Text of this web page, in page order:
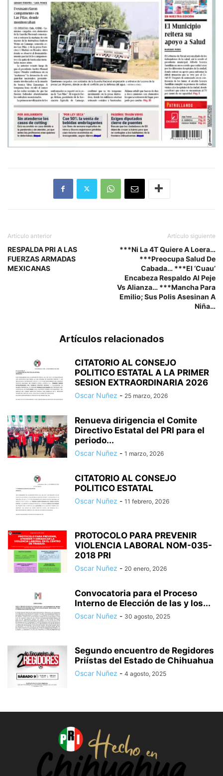
Artículo anterior
RESPALDA PRI A LAS
FUERZAS ARMADAS
MEXICANAS
Artículo siguiente
***Ni La 4T Quiere A Loera…
***Preocupa Salud De
Cabada… ***El ‘Cuau’
Encabeza Respaldo Al Peje
Vs Alianza… ***Mancha Para
Emilio; Sus Polis Asesinan A
Niña…
Artículos relacionados
CITATORIO AL CONSEJO
POLITICO ESTATAL A LA PRIMER
SESION EXTRAORDINARIA 2026
Oscar Nuñez - 25 marzo, 2026
Renueva dirigencia el Comite
Directivo Estatal del PRI para el
periodo...
Oscar Nuñez - 1 marzo, 2026
CITATORIO AL CONSEJO
POLITICO ESTATAL
Oscar Nuñez - 11 febrero, 2026
PROTOCOLO PARA PREVENIR
VIOLENCIA LABORAL NOM-035-
2018 PRI
Oscar Nuñez - 20 enero, 2026
Convocatoria para el Proceso
Interno de Elección de las y los...
Oscar Nuñez - 30 agosto, 2025
Segundo encuentro de Regidores
Priístas del Estado de Chihuahua
Oscar Nuñez - 4 agosto, 2025